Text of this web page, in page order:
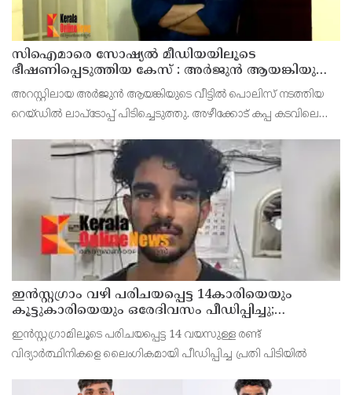
സിഐമാരെ സോഷ്യൽ മീഡിയയിലൂടെ
ഭീഷണിപ്പെടുത്തിയ കേസ് : അർജുൻ ആയങ്കിയുടെ
വീട്ടിൽ നിന്നും ലാപ്ടോപ്പ് പിടിച്ചെടുത്ത്‌ പോലീസ്
അറസ്റ്റിലായ അർജുൻ ആയങ്കിയുടെ വീട്ടിൽ പൊലിസ് നടത്തിയ
റെയ്ഡിൽ ലാപ്ടോപ്പ് പിടിച്ചെടുത്തു. അഴീക്കോട് കപ്പ കടവിലെ
ഇൻസ്റ്റഗ്രാം വഴി പരിചയപ്പെട്ട 14കാരിയെയും
കൂട്ടുകാരിയെയും ഒരേദിവസം പീഡിപ്പിച്ചു;
നഗ്നദൃശ്യം പകര്‍ത്തി: കണ്ണൂർ ചപ്പാരപ്പടവ്
സ്വദേശിയായ 23 വയസുകാരൻ പിടിയിൽ
ഇൻസ്റ്റഗ്രാമിലൂടെ പരിചയപ്പെട്ട 14 വയസുള്ള രണ്ട്
വിദ്യാർത്ഥിനികളെ ലൈംഗികമായി പീഡിപ്പിച്ച പ്രതി പിടിയിൽ